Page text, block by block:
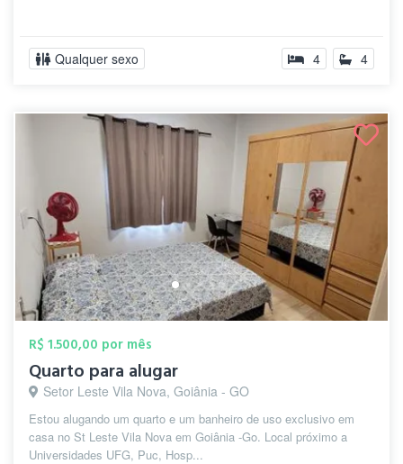
Qualquer sexo 4 4
R$ 1.500,00 por mês
Quarto para alugar
Setor Leste Vila Nova, Goiânia - GO
Estou alugando um quarto e um banheiro de uso exclusivo em
casa no St Leste Vila Nova em Goiânia -Go. Local próximo a
Universidades UFG, Puc, Hosp...